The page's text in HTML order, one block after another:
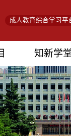
成人教育综合学习平
知新学